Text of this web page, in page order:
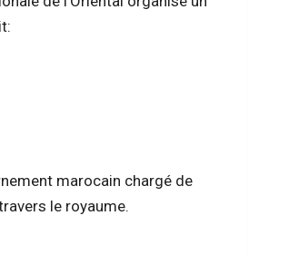
marocain chargé de
le royaume.